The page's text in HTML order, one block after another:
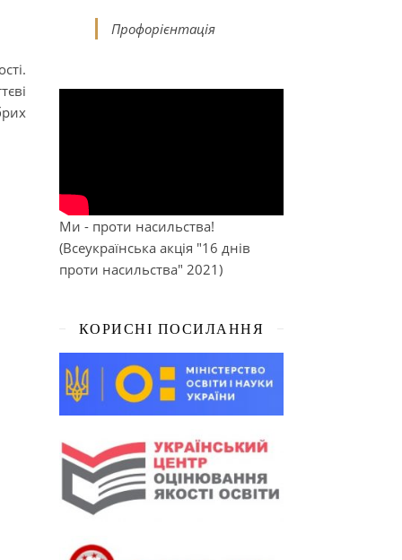
Профорієнтація
Ми - проти насильства!
(Всеукраїнська акція "16 днів
проти насильства" 2021)
КОРИСНІ ПОСИЛАННЯ